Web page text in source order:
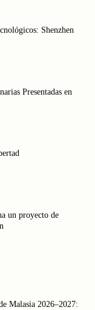
Shenzhen
Presentadas en
un proyecto de
Malasia 2026–2027: